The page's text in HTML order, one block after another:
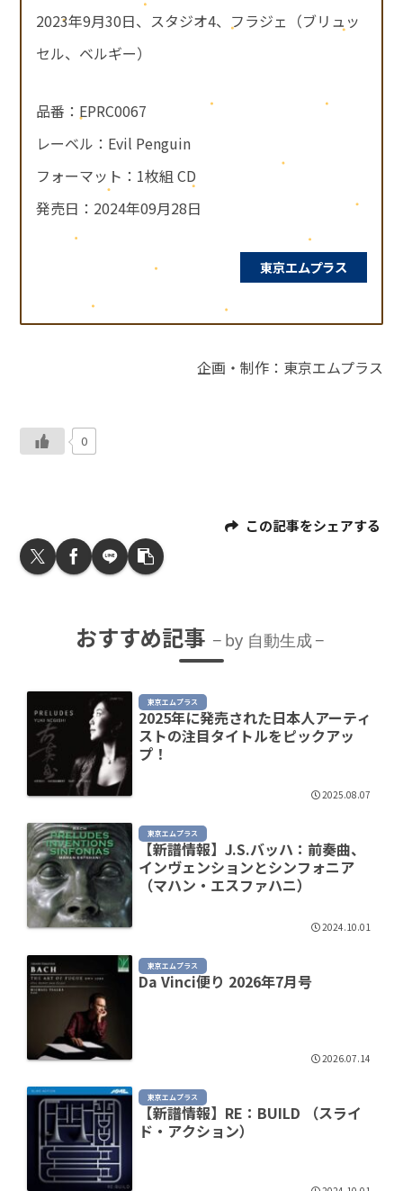
2023年9月30日、スタジオ4、フラジェ（ブリュッ
セル、ベルギー）
品番：EPRC0067
レーベル：Evil Penguin
フォーマット：1枚組 CD
発売日：2024年09月28日
東京エムプラス
企画・制作：東京エムプラス
0
この記事をシェアする
おすすめ記事 by 自動生成
東京エムプラス
2025年に発売された日本人アーティ
ストの注目タイトルをピックアッ
プ！
2025.08.07
東京エムプラス
【新譜情報】J.S.バッハ：前奏曲、
インヴェンションとシンフォニア
（マハン・エスファハニ）
2024.10.01
東京エムプラス
Da Vinci便り 2026年7月号
2026.07.14
東京エムプラス
【新譜情報】RE：BUILD （スライ
ド・アクション）